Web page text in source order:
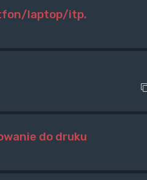
laptop/itp.
do druku